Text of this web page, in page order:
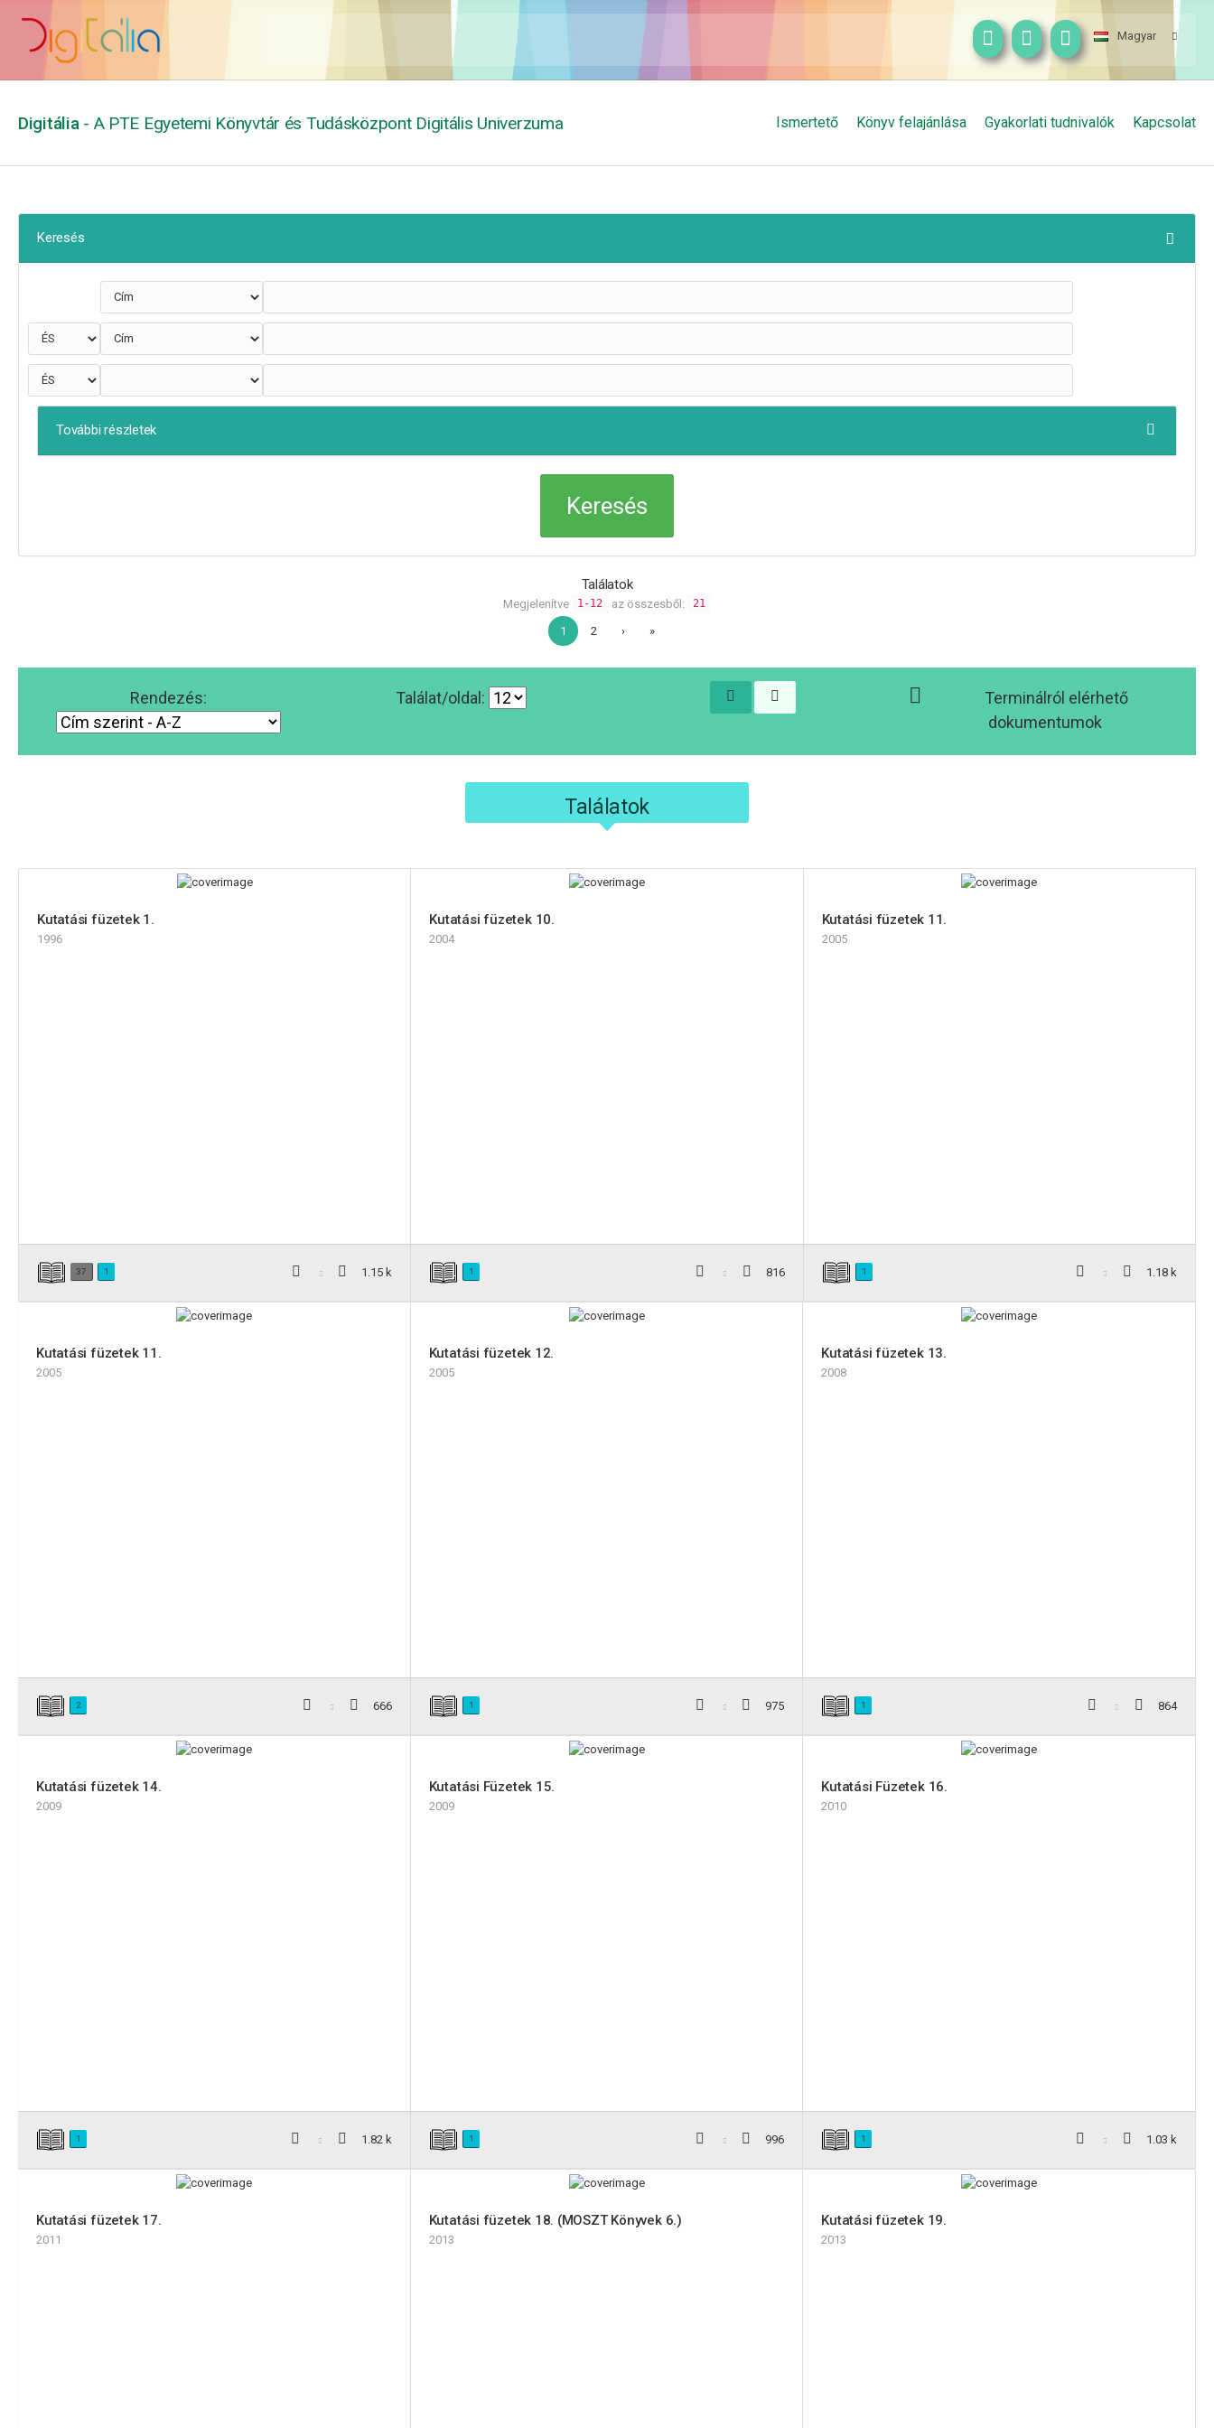
Magyar
Digitália - A PTE Egyetemi Könyvtár és Tudásközpont Digitális Univerzuma Ismertető Könyv felajánlása Gyakorlati tudnivalók Kapcsolat
Keresés
További részletek
Találatok
Megjelenítve 1-12 az összesből: 21
1 2 › »
Rendezés: Találat/oldal:
Terminálról elérhető
dokumentumok
Találatok
Kutatási füzetek 1.
1996
1
37 1.15 k
Kutatási füzetek 10.
2004
1 816
Kutatási füzetek 11.
2005
1 1.18 k
Kutatási füzetek 11.
2005
2 666
Kutatási füzetek 12.
2005
1 975
Kutatási füzetek 13.
2008
1 864
Kutatási füzetek 14.
2009
1 1.82 k
Kutatási Füzetek 15.
2009
1 996
Kutatási Füzetek 16.
2010
1 1.03 k
Kutatási füzetek 17.
2011
Kutatási füzetek 18. (MOSZT Könyvek 6.)
2013
Kutatási füzetek 19.
2013